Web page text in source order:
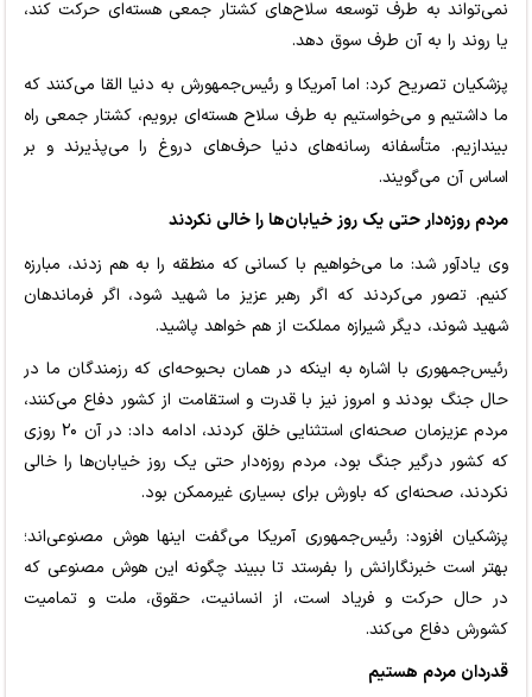
نمی‌تواند به طرف توسعه سلاح‌های کشتار جمعی هسته‌ای حرکت کند،
یا روند را به آن طرف سوق دهد.
پزشکیان تصریح کرد: اما آمریکا و رئیس‌جمهورش به دنیا القا می‌کنند که
ما داشتیم و می‌خواستیم به طرف سلاح هسته‌ای برویم، کشتار جمعی راه
بیندازیم. متأسفانه رسانه‌های دنیا حرف‌های دروغ را می‌پذیرند و بر
اساس آن می‌گویند.
مردم روزه‌دار حتی یک روز خیابان‌ها را خالی نکردند
وی یادآور شد: ما می‌خواهیم با کسانی که منطقه را به هم زدند، مبارزه
کنیم. تصور می‌کردند که اگر رهبر عزیز ما شهید شود، اگر فرماندهان
شهید شوند، دیگر شیرازه مملکت از هم خواهد پاشید.
رئیس‌جمهوری با اشاره به اینکه در همان بحبوحه‌ای که رزمندگان ما در
حال جنگ بودند و امروز نیز با قدرت و استقامت از کشور دفاع می‌کنند،
مردم عزیزمان صحنه‌ای استثنایی خلق کردند، ادامه داد: در آن ۲۰ روزی
که کشور درگیر جنگ بود، مردم روزه‌دار حتی یک روز خیابان‌ها را خالی
نکردند، صحنه‌ای که باورش برای بسیاری غیرممکن بود.
پزشکیان افزود: رئیس‌جمهوری آمریکا می‌گفت اینها هوش مصنوعی‌اند؛
بهتر است خبرنگارانش را بفرستد تا ببیند چگونه این هوش مصنوعی که
در حال حرکت و فریاد است، از انسانیت، حقوق، ملت و تمامیت
کشورش دفاع می‌کند.
قدردان مردم هستیم